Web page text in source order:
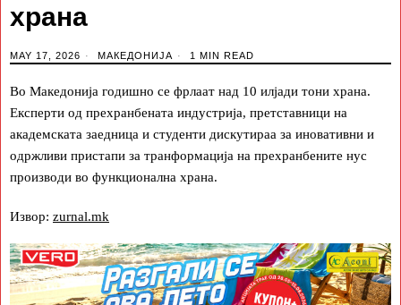
храна
MAY 17, 2026 МАКЕДОНИЈА 1 MIN READ
Во Mакедонија годишно се фрлаат над 10 илјади тони храна.
Експерти од прехранбената индустрија, претставници на
академската заедница и студенти дискутираа за иновативни и
одржливи пристапи за транформација на прехранбените нус
производи во функционална храна.
Извор: zurnal.mk